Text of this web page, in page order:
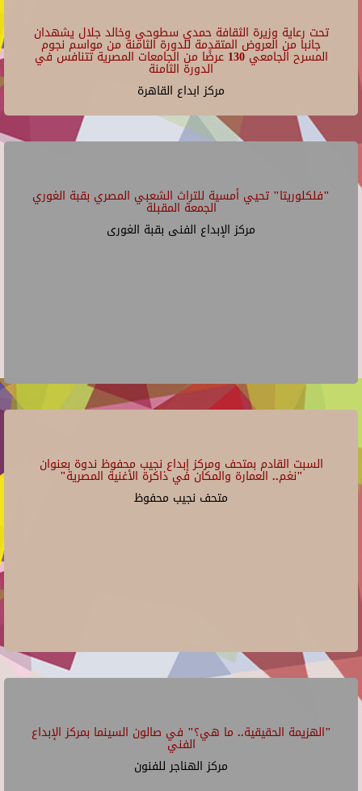
تحت رعاية وزيرة الثقافة حمدي سطوحي وخالد جلال يشهدان
جانبا من العروض المتقدمة للدورة الثامنة من مواسم نجوم
المسرح الجامعي 130 عرضًا من الجامعات المصرية تتنافس في
الدورة الثامنة
مركز ابداع القاهرة
"فلكلوريتا" تحيي أمسية للتراث الشعبي المصري بقبة الغوري
الجمعة المقبلة
مركز الإبداع الفنى بقبة الغورى
السبت القادم بمتحف ومركز إبداع نجيب محفوظ ندوة بعنوان
"نغم.. العمارة والمكان في ذاكرة الأغنية المصرية"
متحف نجيب محفوظ
"الهزيمة الحقيقية.. ما هي؟" في صالون السينما بمركز الإبداع
الفني
مركز الهناجر للفنون